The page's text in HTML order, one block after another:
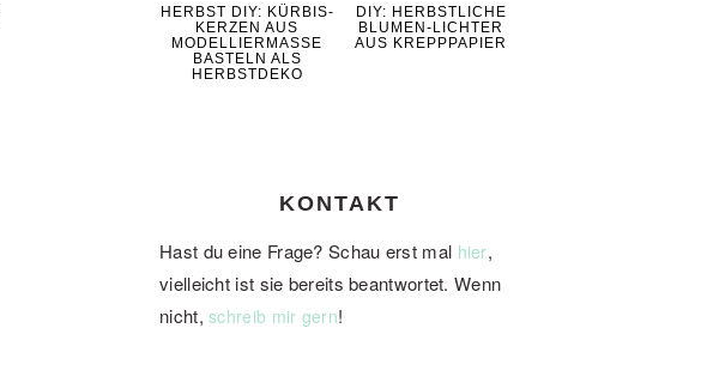
HERBST DIY: KÜRBIS-
KERZEN AUS
MODELLIERMASSE
BASTELN ALS
HERBSTDEKO
DIY: HERBSTLICHE
BLUMEN-LICHTER
AUS KREPPPAPIER
KONTAKT
Hast du eine Frage? Schau erst mal hier,
vielleicht ist sie bereits beantwortet. Wenn
nicht,schreib mir gern!